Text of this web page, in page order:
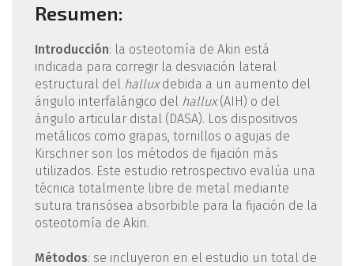
Resumen:
Introducción: la osteotomía de Akin está
indicada para corregir la desviación lateral
estructural del halluxdebida a un aumento del
ángulo interfalángico del hallux(AIH) o del
ángulo articular distal (DASA). Los dispositivos
metálicos como grapas, tornillos o agujas de
Kirschner son los métodos de fijación más
utilizados. Este estudio retrospectivo evalúa una
técnica totalmente libre de metal mediante
sutura trans­ósea absorbible para la fijación de la
osteotomía de Akin.
Métodos: se incluyeron en el estudio un total de